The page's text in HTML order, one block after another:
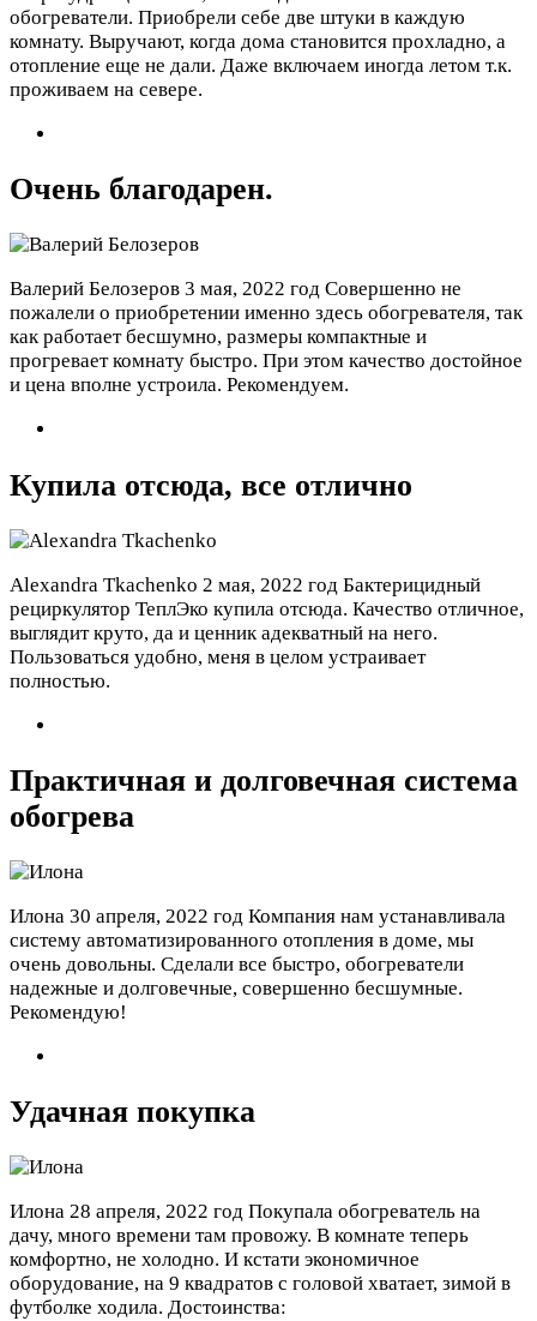
обогреватели. Приобрели себе две штуки в каждую
комнату. Выручают, когда дома становится прохладно, а
отопление еще не дали. Даже включаем иногда летом т.к.
проживаем на севере.
Очень благодарен.
Валерий Белозеров 3 мая, 2022 год Совершенно не
пожалели о приобретении именно здесь обогревателя, так
как работает бесшумно, размеры компактные и
прогревает комнату быстро. При этом качество достойное
и цена вполне устроила. Рекомендуем.
Купила отсюда, все отлично
Alexandra Tkachenko 2 мая, 2022 год Бактерицидный
рециркулятор ТеплЭко купила отсюда. Качество отличное,
выглядит круто, да и ценник адекватный на него.
Пользоваться удобно, меня в целом устраивает
полностью.
Практичная и долговечная система
обогрева
Илона 30 апреля, 2022 год Компания нам устанавливала
систему автоматизированного отопления в доме, мы
очень довольны. Сделали все быстро, обогреватели
надежные и долговечные, совершенно бесшумные.
Рекомендую!
Удачная покупка
Илона 28 апреля, 2022 год Покупала обогреватель на
дачу, много времени там провожу. В комнате теперь
комфортно, не холодно. И кстати экономичное
оборудование, на 9 квадратов с головой хватает, зимой в
футболке ходила. Достоинства: